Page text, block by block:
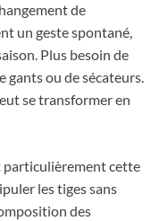
de
un geste spontané,
Plus besoin de
gants ou de sécateurs.
se transformer en
particulièrement cette
les tiges sans
des